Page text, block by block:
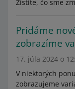
Zistite, čo sme
Pridáme
zobrazíme
17. júla 2024 o
V niektorých
zobrazujeme